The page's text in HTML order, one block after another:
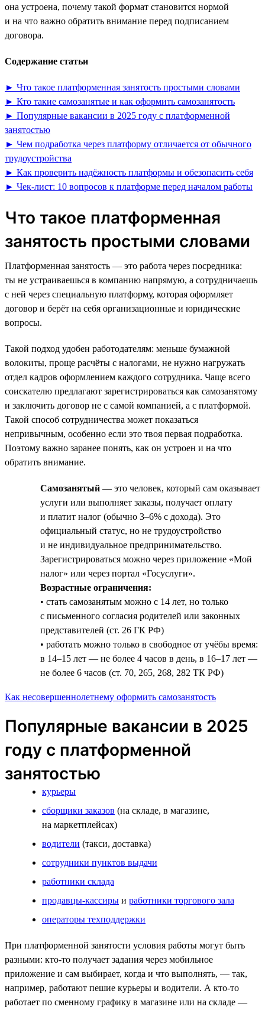
она устроена, почему такой формат становится нормой
и на что важно обратить внимание перед подписанием
договора.
Содержание статьи
► Что такое платформенная занятость простыми словами
► Кто такие самозанятые и как оформить самозанятость
► Популярные вакансии в 2025 году с платформенной
занятостью
► Чем подработка через платформу отличается от обычного
трудоустройства
► Как проверить надёжность платформы и обезопасить себя
► Чек-лист: 10 вопросов к платформе перед началом работы
Что такое платформенная
занятость простыми словами
Платформенная занятость — это работа через посредника:
ты не устраиваешься в компанию напрямую, а сотрудничаешь
с ней через специальную платформу, которая оформляет
договор и берёт на себя организационные и юридические
вопросы.
Такой подход удобен работодателям: меньше бумажной
волокиты, проще расчёты с налогами, не нужно нагружать
отдел кадров оформлением каждого сотрудника. Чаще всего
соискателю предлагают зарегистрироваться как самозанятому
и заключить договор не с самой компанией, а с платформой.
Такой способ сотрудничества может показаться
непривычным, особенно если это твоя первая подработка.
Поэтому важно заранее понять, как он устроен и на что
обратить внимание.
Самозанятый — это человек, который сам оказывает
услуги или выполняет заказы, получает оплату
и платит налог (обычно 3–6% с дохода). Это
официальный статус, но не трудоустройство
и не индивидуальное предпринимательство.
Зарегистрироваться можно через приложение «Мой
налог» или через портал «Госуслуги».
Возрастные ограничения:
• стать самозанятым можно с 14 лет, но только
с письменного согласия родителей или законных
представителей (ст. 26 ГК РФ)
• работать можно только в свободное от учёбы время:
в 14–15 лет — не более 4 часов в день, в 16–17 лет —
не более 6 часов (ст. 70, 265, 268, 282 ТК РФ)
Как несовершеннолетнему оформить самозанятость
Популярные вакансии в 2025
году с платформенной
занятостью
курьеры
сборщики заказов (на складе, в магазине,
на маркетплейсах)
водители (такси, доставка)
сотрудники пунктов выдачи
работники склада
продавцы-кассиры и работники торгового зала
операторы техподдержки
При платформенной занятости условия работы могут быть
разными: кто-то получает задания через мобильное
приложение и сам выбирает, когда и что выполнять, — так,
например, работают пешие курьеры и водители. А кто-то
работает по сменному графику в магазине или на складе —